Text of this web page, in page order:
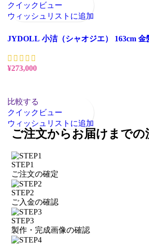
クイックビュー
ウィッシュリストに追加
JYDOLL 小洁（シャオジエ） 163cm 金
¥273,000
比較する
クイックビュー
ウィッシュリストに追加
ご注文からお届けまでの
STEP1
ご注文の確定
STEP2
ご入金の確認
STEP3
製作・完成画像の確認